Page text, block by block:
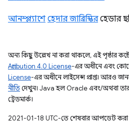
আনস্প্ল্যাশে হেদার জাব্রিস্কিরহেডার
অন্য কিছু উল্লেখ না করা থাকলে, এই পৃষ্ঠার
Attribution 4.0 License-এর অধীনে এবং
License-এর অধীনে লাইসেন্স প্রাপ্ত। আরও
নীতিদেখুন। Java হল Oracle এবং/অথবা তার
ট্রেডমার্ক।
2021-01-18 UTC-তে শেষবার আপডেট করা